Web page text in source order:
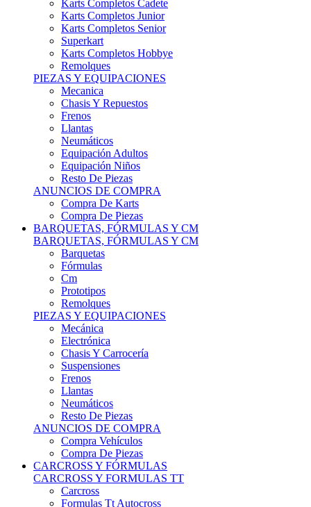
Karts Completos Cadete
Karts Completos Junior
Karts Completos Senior
Superkart
Karts Completos Hobbye
Remolques
PIEZAS Y EQUIPACIONES
Mecanica
Chasis Y Repuestos
Frenos
Llantas
Neumáticos
Equipación Adultos
Equipación Niños
Resto De Piezas
ANUNCIOS DE COMPRA
Compra De Karts
Compra De Piezas
BARQUETAS, FÓRMULAS Y CM
BARQUETAS, FÓRMULAS Y CM
Barquetas
Fórmulas
Cm
Prototipos
Remolques
PIEZAS Y EQUIPACIONES
Mecánica
Electrónica
Chasis Y Carrocería
Suspensiones
Frenos
Llantas
Neumáticos
Resto De Piezas
ANUNCIOS DE COMPRA
Compra Vehículos
Compra De Piezas
CARCROSS Y FÓRMULAS
CARCROSS Y FORMULAS TT
Carcross
Formulas Tt Autocross